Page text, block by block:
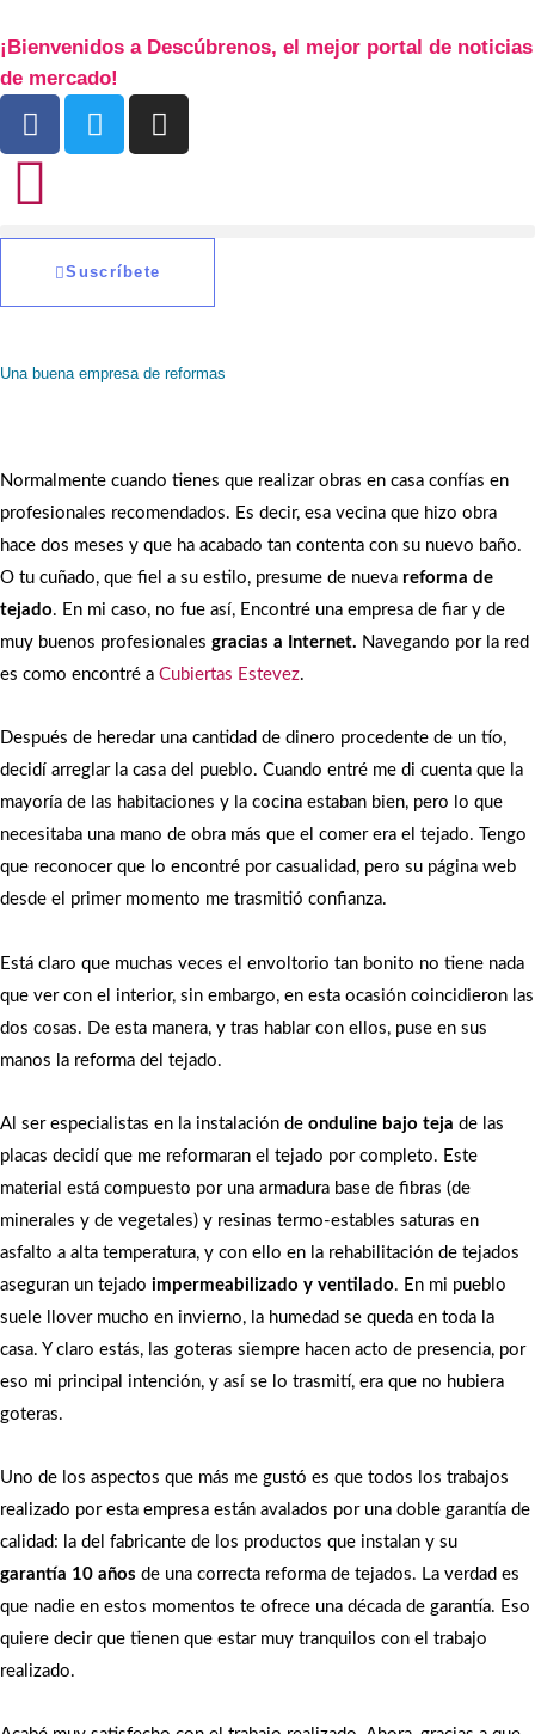
al
contenido
¡Bienvenidos a Descúbrenos, el mejor portal de noticias
de mercado!
F
a
c
e
k
T
w
r
I
n
r
a
Suscríbete
Una buena empresa de reformas
Normalmente cuando tienes que realizar obras en casa confías en
profesionales recomendados. Es decir, esa vecina que hizo obra
hace dos meses y que ha acabado tan contenta con su nuevo baño.
O tu cuñado, que fiel a su estilo, presume de nueva reforma de
tejado. En mi caso, no fue así, Encontré una empresa de fiar y de
muy buenos profesionales gracias a Internet. Navegando por la red
es como encontré a Cubiertas Estevez.
Después de heredar una cantidad de dinero procedente de un tío,
decidí arreglar la casa del pueblo. Cuando entré me di cuenta que la
mayoría de las habitaciones y la cocina estaban bien, pero lo que
necesitaba una mano de obra más que el comer era el tejado. Tengo
que reconocer que lo encontré por casualidad, pero su página web
desde el primer momento me trasmitió confianza.
Está claro que muchas veces el envoltorio tan bonito no tiene nada
que ver con el interior, sin embargo, en esta ocasión coincidieron las
dos cosas. De esta manera, y tras hablar con ellos, puse en sus
manos la reforma del tejado.
Al ser especialistas en la instalación de onduline bajo teja de las
placas decidí que me reformaran el tejado por completo. Este
material está compuesto por una armadura base de fibras (de
minerales y de vegetales) y resinas termo-estables saturas en
asfalto a alta temperatura, y con ello en la rehabilitación de tejados
aseguran un tejado impermeabilizado y ventilado. En mi pueblo
suele llover mucho en invierno, la humedad se queda en toda la
casa. Y claro estás, las goteras siempre hacen acto de presencia, por
eso mi principal intención, y así se lo trasmití, era que no hubiera
goteras.
Uno de los aspectos que más me gustó es que todos los trabajos
realizado por esta empresa están avalados por una doble garantía de
calidad: la del fabricante de los productos que instalan y su
garantía 10 años de una correcta reforma de tejados. La verdad es
que nadie en estos momentos te ofrece una década de garantía. Eso
quiere decir que tienen que estar muy tranquilos con el trabajo
realizado.